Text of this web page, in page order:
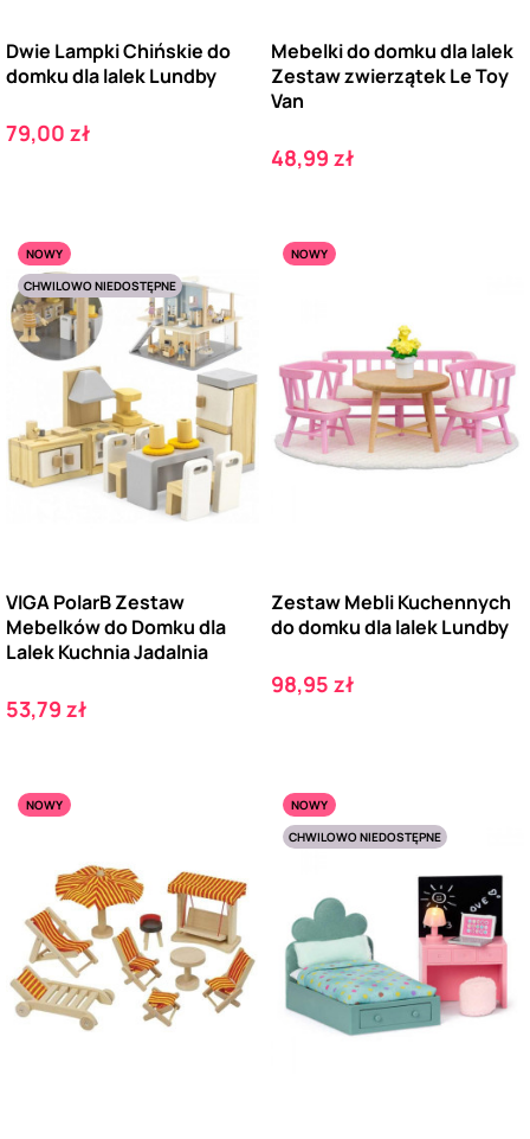
Dwie Lampki Chińskie do
domku dla lalek Lundby
Cena
79,00 zł
Mebelki do domku dla lalek
Zestaw zwierzątek Le Toy
Van
Cena
48,99 zł
NOWY
CHWILOWO NIEDOSTĘPNE
VIGA PolarB Zestaw
Mebelków do Domku dla
Lalek Kuchnia Jadalnia
Cena
53,79 zł
NOWY
Zestaw Mebli Kuchennych
do domku dla lalek Lundby
Cena
98,95 zł
NOWY
NOWY
CHWILOWO NIEDOSTĘPNE